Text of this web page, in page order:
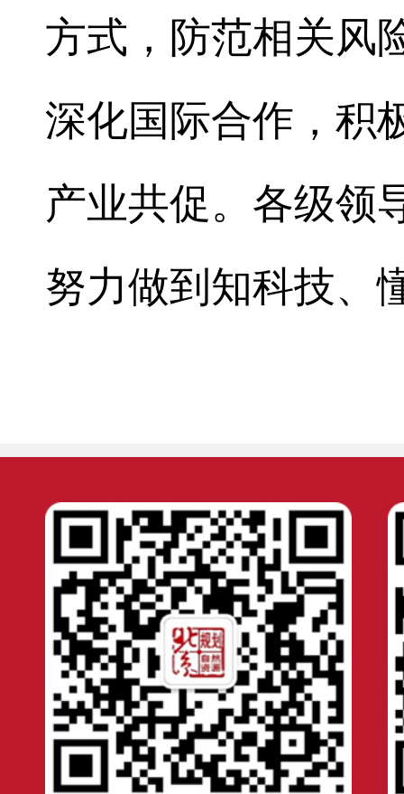
方式，防范相关风
深化国际合作，积
产业共促。各级领
努力做到知科技、